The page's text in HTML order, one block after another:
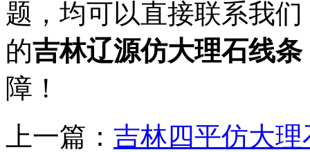
题，均可以直接联系我们
的吉林辽源仿大理石线条
障！
上一篇： 吉林四平仿大